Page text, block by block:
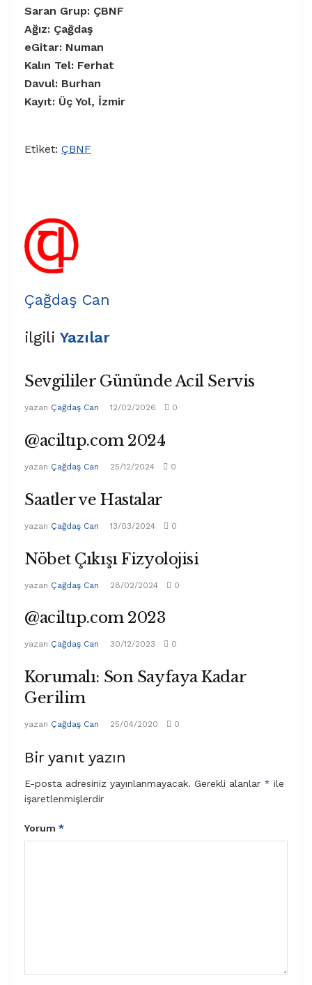
Saran Grup: ÇBNF
Ağız: Çağdaş
eGitar: Numan
Kalın Tel: Ferhat
Davul: Burhan
Kayıt: Üç Yol, İzmir
Etiket: ÇBNF
Çağdaş Can
ilgili Yazılar
Sevgililer Gününde Acil Servis
yazan Çağdaş Can 12/02/2026 0
@aciltıp.com 2024
yazan Çağdaş Can 25/12/2024 0
Saatler ve Hastalar
yazan Çağdaş Can 13/03/2024 0
Nöbet Çıkışı Fizyolojisi
yazan Çağdaş Can 28/02/2024 0
@aciltıp.com 2023
yazan Çağdaş Can 30/12/2023 0
Korumalı: Son Sayfaya Kadar
Gerilim
yazan Çağdaş Can 25/04/2020 0
Bir yanıt yazın
E-posta adresiniz yayınlanmayacak. Gerekli alanlar * ile
işaretlenmişlerdir
Yorum *